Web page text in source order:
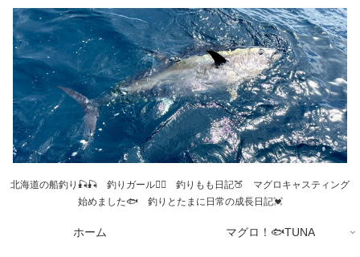
北海道の船釣り🎣🎣 釣りガール💁‍♀️ 釣りもも日記🍑 マグロキャスティング
始めました🐟 釣りとたまに日常の成長日記💓
ホーム マグロ！🐟TUNA